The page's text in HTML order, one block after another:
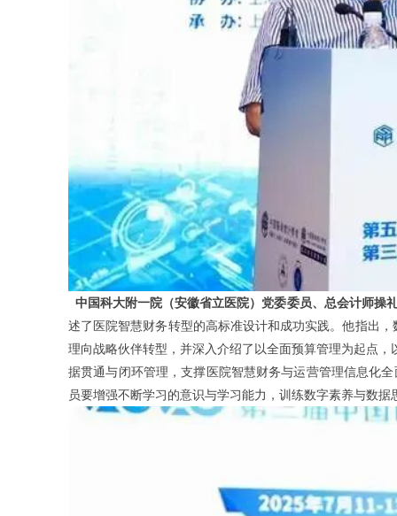
中国科大附一院（安徽省立医院）党委委员、总会计师操
述了医院智慧财务转型的高标准设计和成功实践。他指出
理向战略伙伴转型，并深入介绍了以全面预算管理为起点，
据贯通与闭环管理，支撑医院智慧财务与运营管理信息化
员要增强不断学习的意识与学习能力，训练数字素养与数